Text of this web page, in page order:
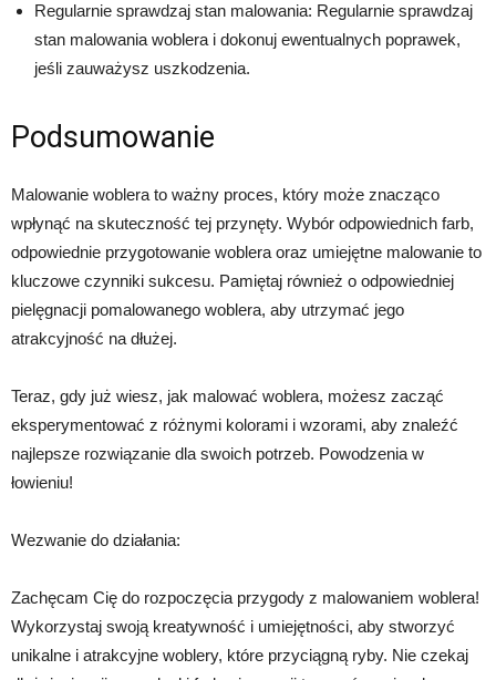
Regularnie sprawdzaj stan malowania: Regularnie sprawdzaj
stan malowania woblera i dokonuj ewentualnych poprawek,
jeśli zauważysz uszkodzenia.
Podsumowanie
Malowanie woblera to ważny proces, który może znacząco
wpłynąć na skuteczność tej przynęty. Wybór odpowiednich farb,
odpowiednie przygotowanie woblera oraz umiejętne malowanie to
kluczowe czynniki sukcesu. Pamiętaj również o odpowiedniej
pielęgnacji pomalowanego woblera, aby utrzymać jego
atrakcyjność na dłużej.
Teraz, gdy już wiesz, jak malować woblera, możesz zacząć
eksperymentować z różnymi kolorami i wzorami, aby znaleźć
najlepsze rozwiązanie dla swoich potrzeb. Powodzenia w
łowieniu!
Wezwanie do działania:
Zachęcam Cię do rozpoczęcia przygody z malowaniem woblera!
Wykorzystaj swoją kreatywność i umiejętności, aby stworzyć
unikalne i atrakcyjne woblery, które przyciągną ryby. Nie czekaj